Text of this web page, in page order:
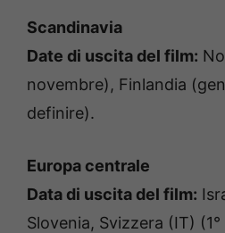
Scandinavia
Date di uscita del film:
novembre), Finlandia
definire).
Europa centrale
Data di uscita del film:
Slovenia, Svizzera (IT)